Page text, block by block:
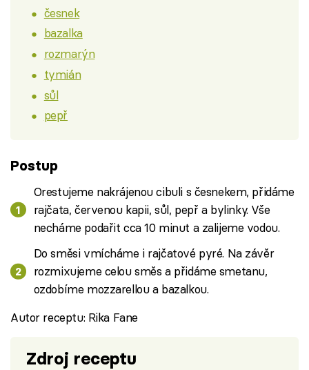
česnek
bazalka
rozmarýn
tymián
sůl
pepř
Postup
Orestujeme nakrájenou cibuli s česnekem, přidáme
rajčata, červenou kapii, sůl, pepř a bylinky. Vše
necháme podařit cca 10 minut a zalijeme vodou.
Do směsi vmícháme i rajčatové pyré. Na závěr
rozmixujeme celou směs a přidáme smetanu,
ozdobíme mozzarellou a bazalkou.
Autor receptu: Rika Fane
Zdroj receptu